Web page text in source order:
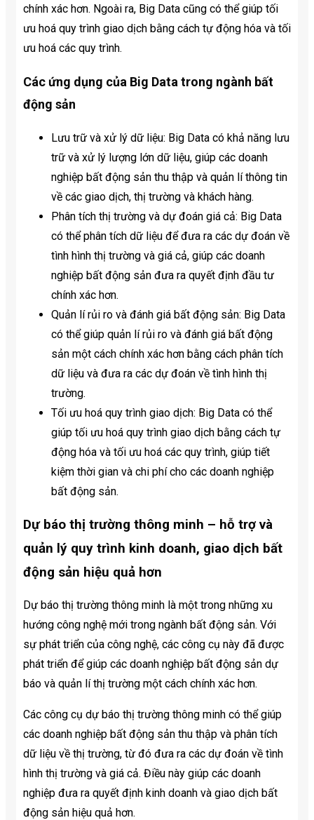
chính xác hơn. Ngoài ra, Big Data cũng có thể giúp tối
ưu hoá quy trình giao dịch bằng cách tự động hóa và tối
ưu hoá các quy trình.
Các ứng dụng của Big Data trong ngành bất
động sản
Lưu trữ và xử lý dữ liệu: Big Data có khả năng lưu
trữ và xử lý lượng lớn dữ liệu, giúp các doanh
nghiệp bất động sản thu thập và quản lí thông tin
về các giao dịch, thị trường và khách hàng.
Phân tích thị trường và dự đoán giá cả: Big Data
có thể phân tích dữ liệu để đưa ra các dự đoán về
tình hình thị trường và giá cả, giúp các doanh
nghiệp bất động sản đưa ra quyết định đầu tư
chính xác hơn.
Quản lí rủi ro và đánh giá bất động sản: Big Data
có thể giúp quản lí rủi ro và đánh giá bất động
sản một cách chính xác hơn bằng cách phân tích
dữ liệu và đưa ra các dự đoán về tình hình thị
trường.
Tối ưu hoá quy trình giao dịch: Big Data có thể
giúp tối ưu hoá quy trình giao dịch bằng cách tự
động hóa và tối ưu hoá các quy trình, giúp tiết
kiệm thời gian và chi phí cho các doanh nghiệp
bất động sản.
Dự báo thị trường thông minh – hỗ trợ và
quản lý quy trình kinh doanh, giao dịch bất
động sản hiệu quả hơn
Dự báo thị trường thông minh là một trong những xu
hướng công nghệ mới trong ngành bất động sản. Với
sự phát triển của công nghệ, các công cụ này đã được
phát triển để giúp các doanh nghiệp bất động sản dự
báo và quản lí thị trường một cách chính xác hơn.
Các công cụ dự báo thị trường thông minh có thể giúp
các doanh nghiệp bất động sản thu thập và phân tích
dữ liệu về thị trường, từ đó đưa ra các dự đoán về tình
hình thị trường và giá cả. Điều này giúp các doanh
nghiệp đưa ra quyết định kinh doanh và giao dịch bất
động sản hiệu quả hơn.